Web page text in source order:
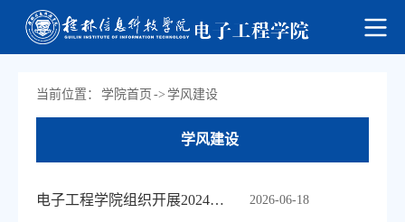
当前位置： 学院首页 -> 学风建设
学风建设
2026-06-18
电子工程学院组织开展2024级诚信考试主题班会及期末学业指导工作